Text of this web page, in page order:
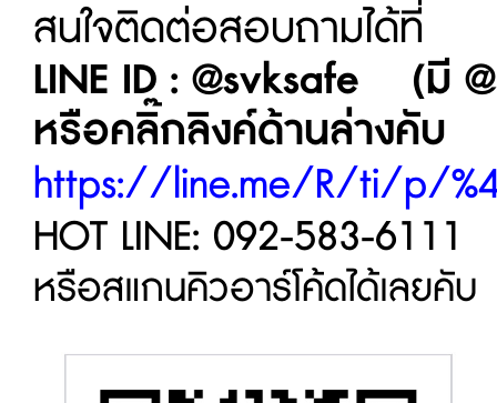
สนใจติดต่อสอบถามได้ที่
LINE ID : @svksafe (มี
หรือคลิ๊กลิงค์ด้านล่างคับ
https://line.me/R/ti/p/
HOT LINE: 092-583-6111
หรือสแกนคิวอาร์โค้ดได้เลยคับ